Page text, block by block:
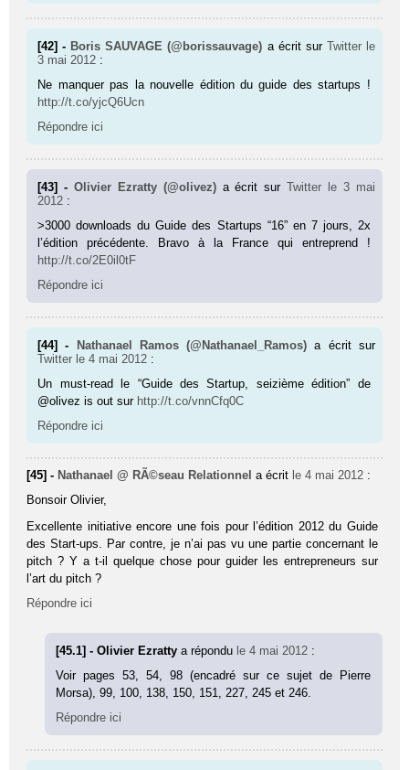
[42] - Boris SAUVAGE (@borissauvage) a écrit sur Twitter le
3 mai 2012 :
Ne manquer pas la nouvelle édition du guide des startups !
http://t.co/yjcQ6Ucn
Répondre ici
[43] - Olivier Ezratty (@olivez) a écrit surTwitter
le 3 mai
2012 :
>3000 downloads du Guide des Startups “16” en 7 jours, 2x
l’édition précédente. Bravo à la France qui entreprend !
http://t.co/2E0il0tF
Répondre ici
[44] - Nathanael Ramos (@Nathanael_Ramos) a écrit sur
Twitter le 4 mai 2012 :
Un must-read le “Guide des Startup, seizième édition” de
@olivez is out sur http://t.co/vnnCfq0C
Répondre ici
[45] - Nathanael @ RÃ©seau Relationnel a écrit le 4 mai 2012 :
Bonsoir Oli­vier,
Excellente initiative encore une fois pour l’édition 2012 du Guide
des Start-ups. Par contre, je n’ai pas vu une partie concernant le
pitch ? Y a t-il quelque chose pour guider les entrepreneurs sur
l’art du pitch ?
Répondre ici
[45.1] - Olivier Ezrattya répondu le 4 mai 2012 :
Voir pages 53, 54, 98 (enca­dré sur ce sujet de Pierre
Morsa), 99, 100, 138, 150, 151, 227, 245 et 246.
Répondre ici